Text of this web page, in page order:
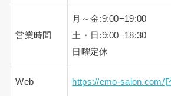
営業時間
月～金:9:00−19:00
土・日:9:00−18:30
日曜定休
Web https://emo-salon.com/